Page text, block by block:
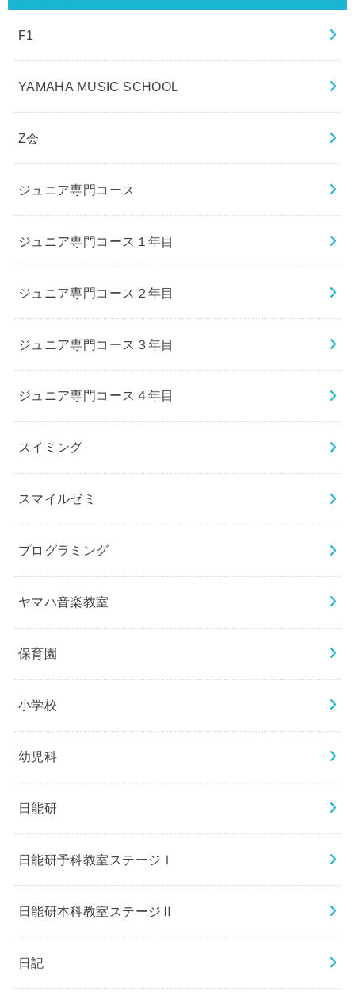
F1
YAMAHA MUSIC SCHOOL
Z会
ジュニア専門コース
ジュニア専門コース１年目
ジュニア専門コース２年目
ジュニア専門コース３年目
ジュニア専門コース４年目
スイミング
スマイルゼミ
プログラミング
ヤマハ音楽教室
保育園
小学校
幼児科
日能研
日能研予科教室ステージⅠ
日能研本科教室ステージⅡ
日記